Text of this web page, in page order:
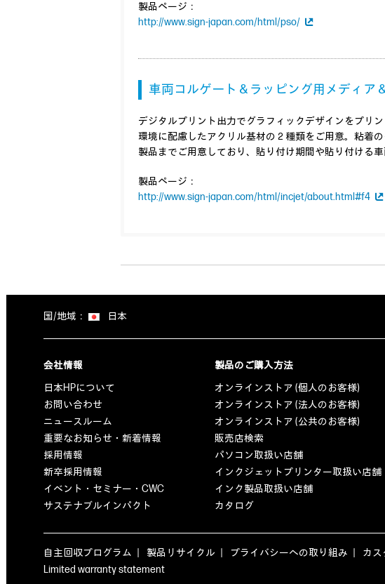
製品ページ：
http://www.sign-japan.com/html/pso/
車両コルゲート＆ラッピング用メディア
デジタルプリント出力でグラフィックデザインをプリ
環境に配慮したアクリル基材の２種類をご用意。粘着
製品までご用意しており、貼り付け期間や貼り付ける
製品ページ：
http://www.sign-japan.com/html/incjet/about.html#f4
国/地域： 日本
会社情報
日本HPについて
お問い合わせ
ニュースルーム
重要なお知らせ・新着情報
採用情報
新卒採用情報
イベント・セミナー・CWC
サステナブルインパクト
製品のご購入方法
オンラインストア (個人のお客様)
オンラインストア (法人のお客様)
オンラインストア (公共のお客様)
販売店検索
パソコン取扱い店舗
インクジェットプリンター取扱い店舗
インク製品取扱い店舗
カタログ
自主回収プログラム 製品リサイクル プライバシーへの取り組み カス
Limited warranty statement